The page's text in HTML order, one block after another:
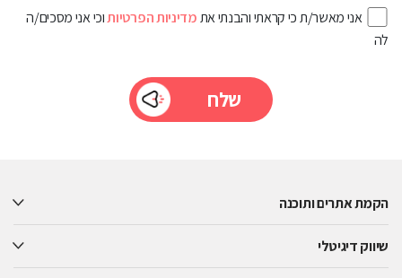
אני מאשר/ת כי קראתי והבנתי אתמדיניות הפרטיותוכי אני מסכים/ה
לה
field
הקמת אתרים ותוכנה
שיווק דיגיטלי